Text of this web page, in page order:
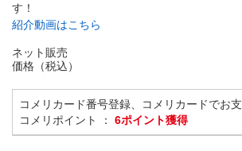
す！
紹介動画はこちら
ネット販売
価格（税込）
コメリカード番号登録、コメリカードでお
コメリポイント ： 6ポイント獲得